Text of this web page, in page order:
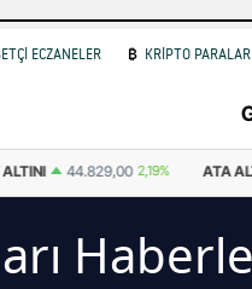
ECZANELER KRİPTO PARALAR
44.829,00 2,19% ATA